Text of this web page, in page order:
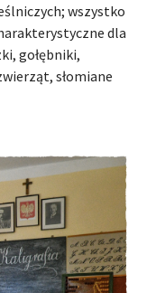
wszystko
dla
gołębniki,
słomiane